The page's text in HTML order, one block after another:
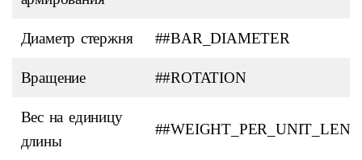
Диаметр стержня ##BAR_DIAMETER
Вращение ##ROTATION
Вес на единицу
длины